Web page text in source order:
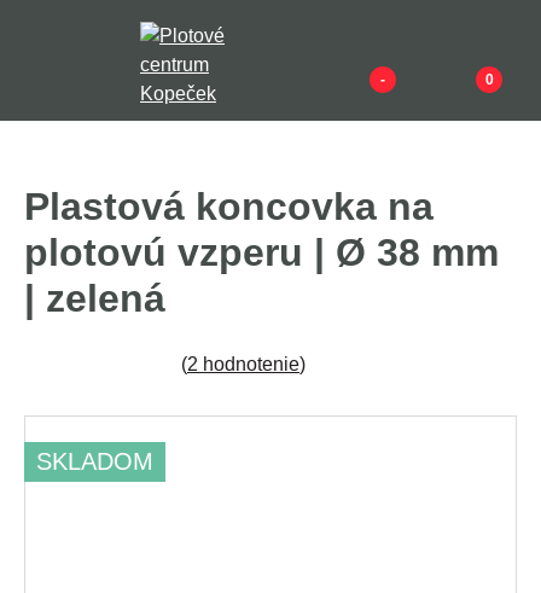
- 0
Plastová koncovka na
plotovú vzperu | Ø 38 mm
| zelená
(2 hodnotenie)
SKLADOM